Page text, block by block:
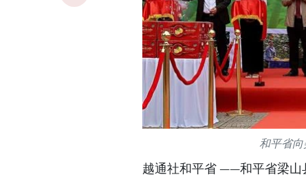
和平省
越通社和平省 ——和平省梁山